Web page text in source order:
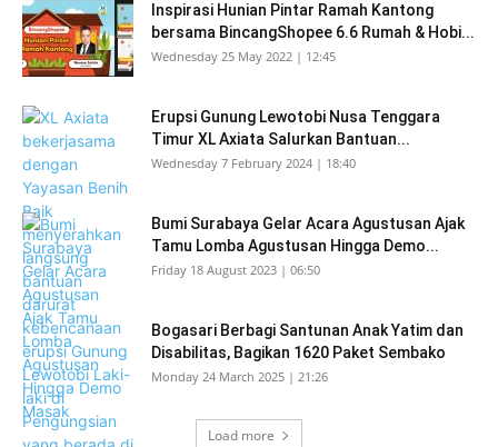
Inspirasi Hunian Pintar Ramah Kantong
bersama BincangShopee 6.6 Rumah & Hobi...
Wednesday 25 May 2022 | 12:45
Erupsi Gunung Lewotobi Nusa Tenggara
Timur XL Axiata Salurkan Bantuan...
Wednesday 7 February 2024 | 18:40
Bumi Surabaya Gelar Acara Agustusan Ajak
Tamu Lomba Agustusan Hingga Demo...
Friday 18 August 2023 | 06:50
Bogasari Berbagi Santunan Anak Yatim dan
Disabilitas, Bagikan 1620 Paket Sembako
Monday 24 March 2025 | 21:26
Load more